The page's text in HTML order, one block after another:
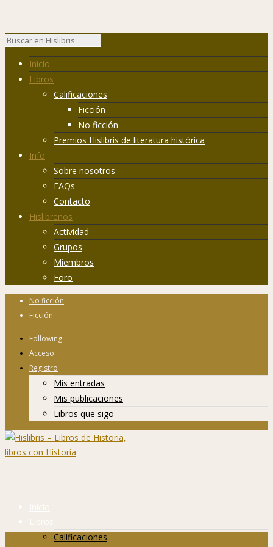
Inicio
Libros
Calificaciones
Ficción
No ficción
Premios Hislibris de literatura histórica
Info
Sobre nosotros
FAQs
Contacto
Hislibreños
Actividad
Grupos
Miembros
Foro
No ficción
Ficción
Following
Acceso
Registro
Mis entradas
Mis publicaciones
Libros que sigo
Inicio
Libros
Calificaciones